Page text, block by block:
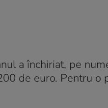
a închiriat, pe
de euro. Pentru